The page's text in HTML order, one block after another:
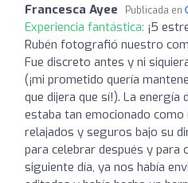
Francesca Ayee Publicada en
Experiencia fantástica: ¡5
Rubén fotografió nuestro
Fue discreto antes y ni
(¡mi prometido quería
que dijera que sí!). La energía
estaba tan emocionado
relajados y seguros bajo su
para celebrar después y para
siguiente día, ya nos había